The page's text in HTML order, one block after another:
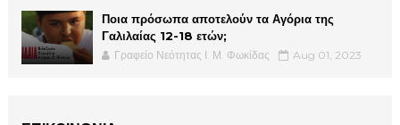
Ποια πρόσωπα αποτελούν τα Αγόρια της
Γαλιλαίας 12-18 ετών;
Γραφείο Νεότητας Ι. Μ. Φωκίδας Aug 01, 2023